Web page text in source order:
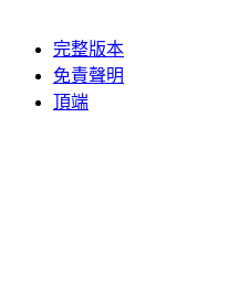
完整版本
免責聲明
頂端